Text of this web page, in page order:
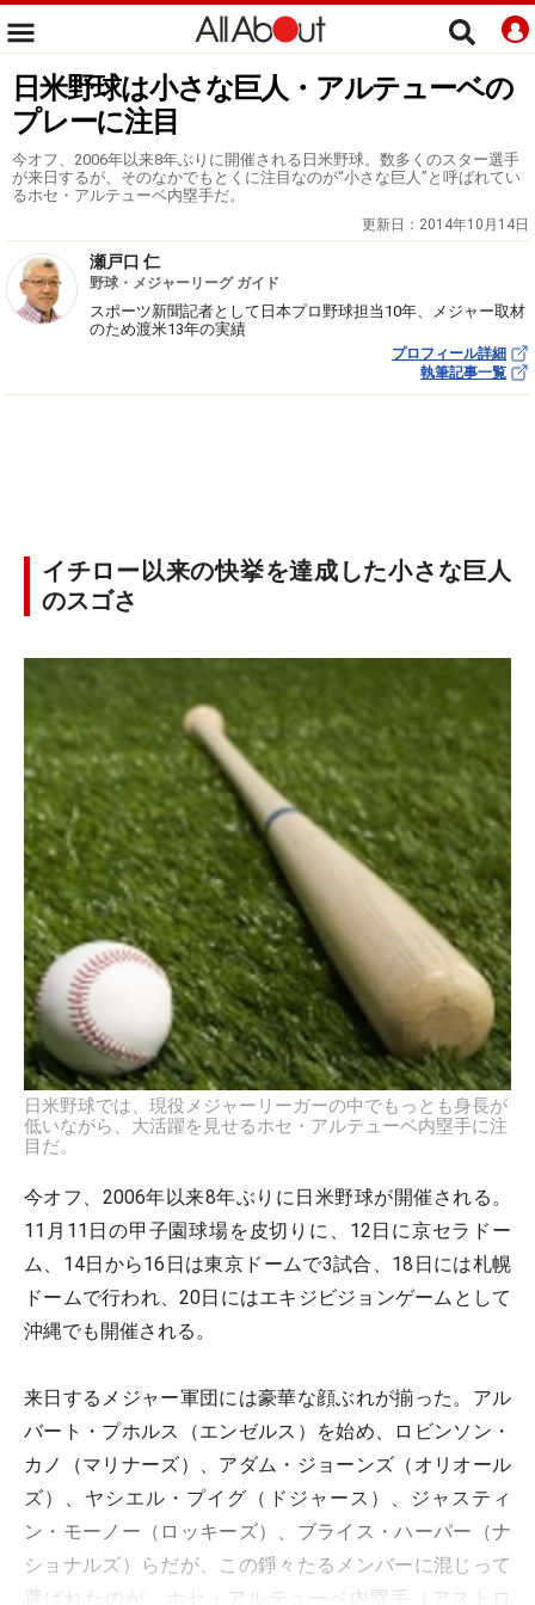
日米野球は小さな巨人・アルテューベの
プレーに注目
今オフ、2006年以来8年ぶりに開催される日米野球。数多くのスター選手
が来日するが、そのなかでもとくに注目なのが“小さな巨人”と呼ばれてい
るホセ・アルテューベ内塁手だ。
更新日： 2014年10月14日
瀬戸口 仁
野球・メジャーリーグ ガイド
スポーツ新聞記者として日本プロ野球担当10年、メジャー取材
のため渡米13年の実績
プロフィール詳細
執筆記事一覧
イチロー以来の快挙を達成した小さな巨人
のスゴさ
日米野球では、現役メジャーリーガーの中でもっとも身長が
低いながら、大活躍を見せるホセ・アルテューベ内塁手に注
目だ。
今オフ、2006年以来8年ぶりに日米野球が開催される。
11月11日の甲子園球場を皮切りに、12日に京セラドー
ム、14日から16日は東京ドームで3試合、18日には札幌
ドームで行われ、20日にはエキジビジョンゲームとして
沖縄でも開催される。
来日するメジャー軍団には豪華な顔ぶれが揃った。アル
バート・プホルス（エンゼルス）を始め、ロビンソン・
カノ（マリナーズ）、アダム・ジョーンズ（オリオール
ズ）、ヤシエル・プイグ（ドジャース）、ジャスティ
ン・モーノー（ロッキーズ）、ブライス・ハーパー（ナ
ショナルズ）らだが、この錚々たるメンバーに混じって
選ばれたのが、ホセ・アルテューベ内塁手（アストロ